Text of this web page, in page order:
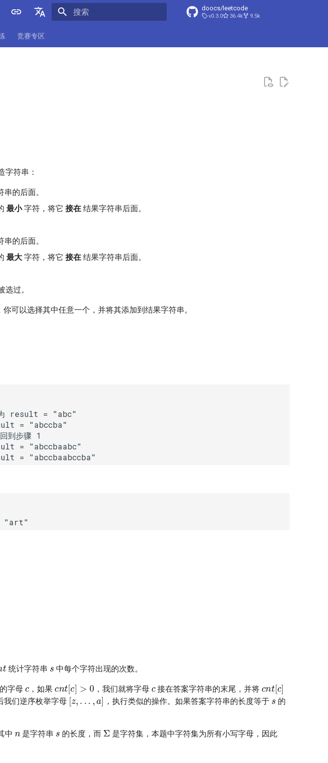
English
doocs/leetcode
v0.3.0 36.4k 9.5k
竞赛专区
字符串：
串的后面。
最小字符，将它 接在 结果字符串后面。
串的后面。
最大 字符，将它 接在 结果字符串后面。
过。
可以选择其中任意一个，并将其添加到结果字符串。
为 result = "abc"
= "abccba"
到步骤 1
= "abccbaabc"
统计字符串 中每个字符出现的次数。
字母 ，如果
nt c 0
，我们就将字母 接在答案字符串的末尾，并将
nt [c
我们逆序枚举字母
[z .. ,a ]
，执行类似的操作。如果答案字符串的长度等于
s
的
中 是字符串 的长度，而 是字符集，本题中字符集为所有小写字母，因此